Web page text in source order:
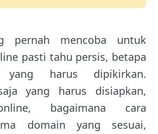
pernah mencoba untuk
pasti tahu persis, betapa
yang harus dipikirkan.
yang harus disiapkan,
bagaimana cara
domain yang sesuai,